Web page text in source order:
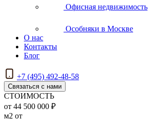
Офисная недвижимость
Особняки в Москве
О нас
Контакты
Блог
+7 (495) 492-48-58
Связаться с нами
СТОИМОСТЬ
от 44 500 000 ₽
м2 от